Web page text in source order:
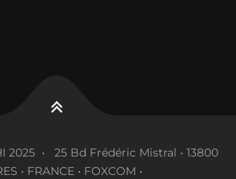
2025 • 25 Bd Frédéric Mistral • 13800
• FRANCE • FOXCOM •